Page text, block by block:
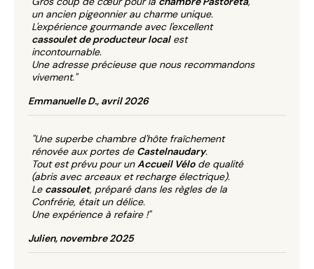
un ancien pigeonnier au charme unique.
L'expérience gourmande avec l'excellent
cassoulet de producteur localest
incontournable.
Une adresse précieuse que nous recommandons
vivement."
Emmanuelle D., avril 2026
"Une superbe chambre d'hôte fraîchement
rénovée aux portes de Castelnaudary.
Tout est prévu pour unAccueil Vélode qualité
(abris avec arceaux et recharge électrique).
Le cassoulet, préparé dans les règles de la
Confrérie, était un délice.
Une expérience à refaire !"
Julien, novembre 2025